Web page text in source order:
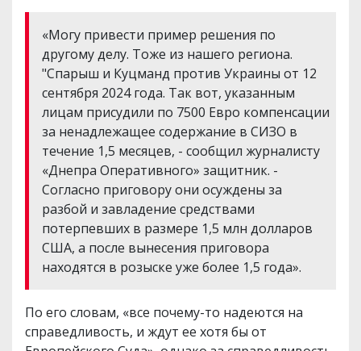
«Могу привести пример решения по
другому делу. Тоже из нашего региона.
"Спарыш и Куцманд против Украины от 12
сентября 2024 года. Так вот, указанным
лицам присудили по 7500 Евро компенсации
за ненадлежащее содержание в СИЗО в
течение 1,5 месяцев, - сообщил журналисту
«Днепра Оперативного» защитник. -
Согласно приговору они осуждены за
разбой и завладение средствами
потерпевших в размере 1,5 млн долларов
США, а после вынесения приговора
находятся в розыске уже более 1,5 года».
По его словам, «все почему-то надеются на
справедливость, и ждут ее хотя бы от